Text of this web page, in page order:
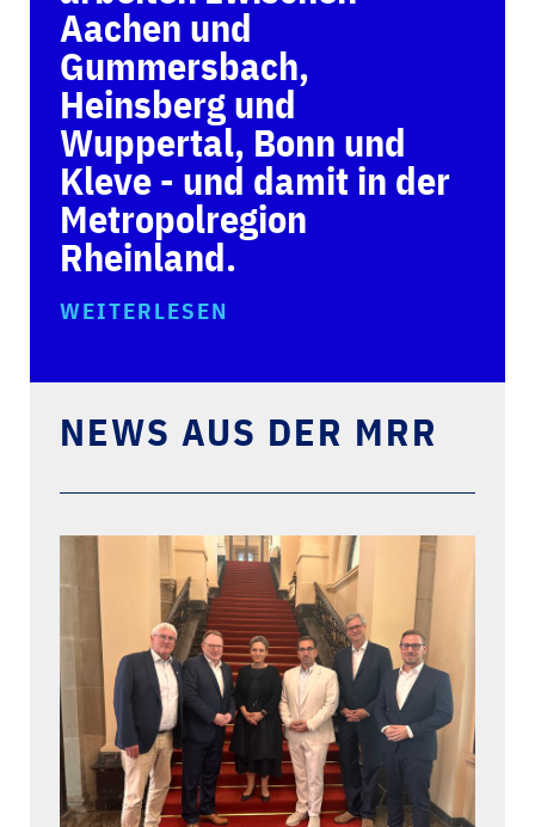
Aachen und
Gummersbach,
Heinsberg und
Wuppertal, Bonn und
Kleve - und damit in der
Metropolregion
Rheinland.
WEITERLESEN
NEWS AUS DER MRR